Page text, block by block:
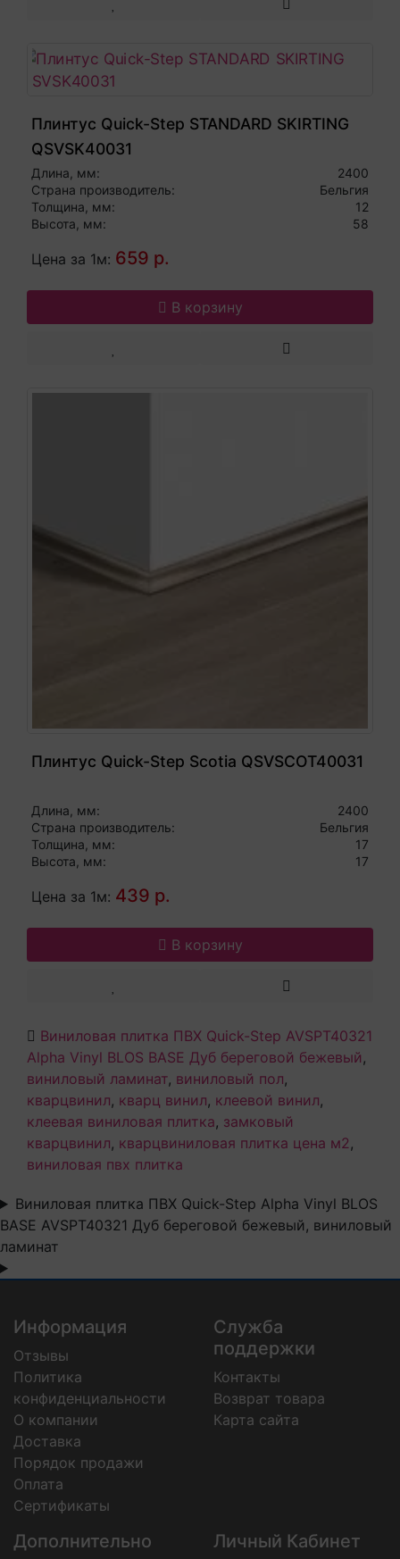
Плинтус Quick-Step STANDARD SKIRTING
QSVSK40031
Длина, мм:
2400
Страна производитель:
Бельгия
Толщина, мм:
12
Высота, мм:
58
Цена за 1м: 659 р.
В корзину
Плинтус Quick-Step Scotia QSVSCOT40031
Длина, мм:
2400
Страна производитель:
Бельгия
Толщина, мм:
17
Высота, мм:
17
Цена за 1м: 439 р.
В корзину
Виниловая плитка ПВХ Quick-Step AVSPT40321
Alpha Vinyl BLOS BASE Дуб береговой бежевый,
виниловый ламинат, виниловый пол,
кварцвинил, кварц винил, клеевой винил,
клеевая виниловая плитка, замковый
кварцвинил, кварцвиниловая плитка цена м2,
виниловая пвх плитка
Виниловая плитка ПВХ Quick-Step Alpha Vinyl BLOS
BASE AVSPT40321 Дуб береговой бежевый, виниловый
ламинат
Информация
Отзывы
Политика
конфиденциальности
О компании
Доставка
Порядок продажи
Оплата
Сертификаты
Служба
поддержки
Контакты
Возврат товара
Карта сайта
Дополнительно Личный Кабинет